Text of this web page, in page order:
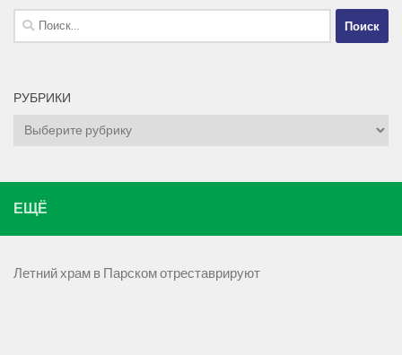
Найти:
РУБРИКИ
Рубрики
ЕЩЁ
Летний храм в Парском отреставрируют